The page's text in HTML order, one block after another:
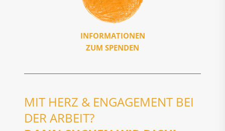
INFORMATIONEN
ZUM SPENDEN
MIT HERZ & ENGAGEMENT BEI
DER ARBEIT?